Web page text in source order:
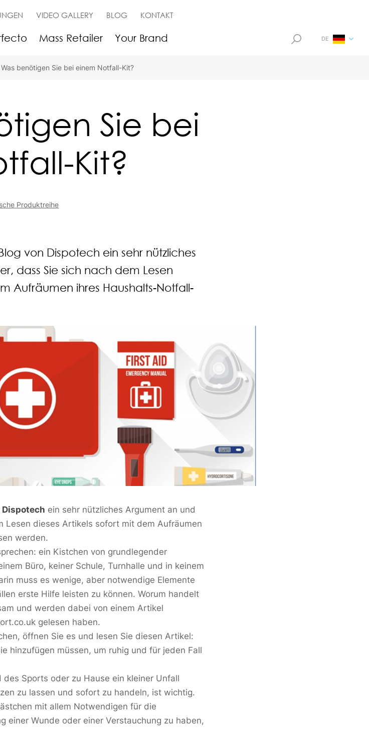
VIDEO GALLERY BLOG KONTAKT
Mass Retailer Your Brand DE
Was benötigen Sie bei einem Notfall-Kit?
Sie bei
Kit?
Produktreihe
von Dispotech ein sehr nützliches
dass Sie sich nach dem Lesen
Aufräumen ihres Haushalts-Notfall-
Dispotech ein sehr nützliches Argument an und
Lesen dieses Artikels sofort mit dem Aufräumen
werden.
ein Kistchen von grundlegender
Büro, keiner Schule, Turnhalle und in keinem
muss es wenige, aber notwendige Elemente
erste Hilfe leisten zu können. Worum handelt
und werden dabei von einem Artikel
gelesen haben.
öffnen Sie es und lesen Sie diesen Artikel:
hinzufügen müssen, um ruhig und für jeden Fall
Sports oder zu Hause ein kleiner Unfall
zu lassen und sofort zu handeln, ist wichtig.
mit allem Notwendigen für die
einer Wunde oder einer Verstauchung zu haben,